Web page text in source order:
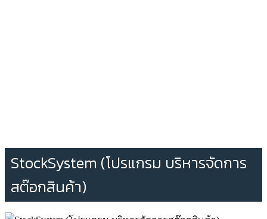
StockSystem (โปรแกรม บริหารจัดการ
สต๊อกสินค้า)